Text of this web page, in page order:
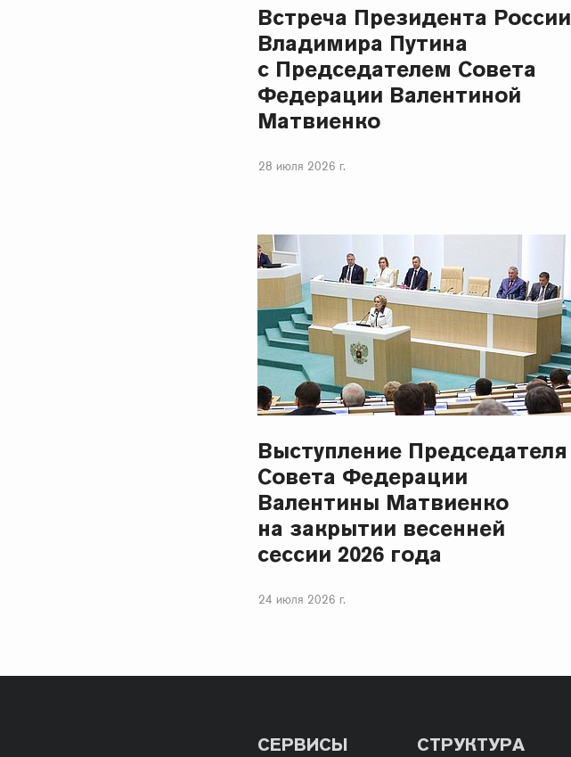
Встреча Президента России
Владимира Путина
с Председателем Совета
Федерации Валентиной
Матвиенко
28 июля 2026 г.
Выступление Председателя
Совета Федерации
Валентины Матвиенко
на закрытии весенней
сессии 2026 года
24 июля 2026 г.
СЕРВИСЫ СТРУКТУРА